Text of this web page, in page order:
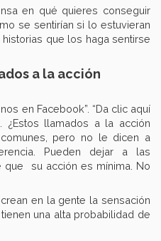
en qué quieres conseguir
se sentirían si lo estuvieran
que los haga sentirse
a la acción
en Facebook”. “Da clic aquí
¿Estos llamados a la acción
pero no le dicen a
Pueden dejar a las
que su acción es mínima. No
en la gente la sensación
una alta probabilidad de